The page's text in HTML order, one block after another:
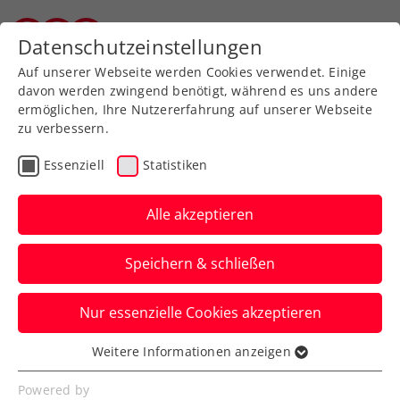
Zurück zur Newsübersicht
Rollstuhltennis
Rollstuhltennis ist fixer
Bestandteil des Upper
Austria Ladies Linz
Auch 2025 wird es beim WTA-Turnier ein
Inklusionsevent geben, mit Christina
Datenschutzeinstellungen
Auf unserer Webseite werden Cookies verwendet. Einige
davon werden zwingend benötigt, während es uns andere
ermöglichen, Ihre Nutzererfahrung auf unserer Webseite
zu verbessern.
Essenziell Statistiken
Alle akzeptieren
Speichern & schließen
Nur essenzielle Cookies akzeptieren
Essenziell
Essenzielle Cookies werden für grundlegende
Weitere Informationen anzeigen
Powered by